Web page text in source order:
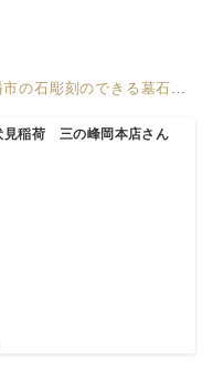
の石彫刻のできる墓石店
見稲荷 三の峰岡本店さん